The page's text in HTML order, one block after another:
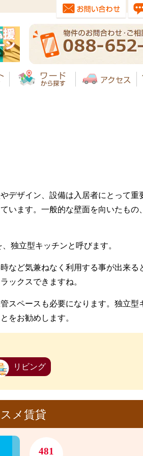
デザイン、設備は入居者にとって重
います。一般的な壁面を向いたもの、
独立型キッチンと呼びます。
など気兼ねなく利用する事が出来る
ックスできますね。
スペースも必要になります。独立型
をお勧めします。
リビング
メ賃貸
481